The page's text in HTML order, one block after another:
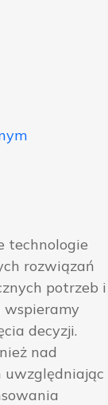
technologie
rozwiązań
potrzeb i
decyzji.
nad
uwzględniając